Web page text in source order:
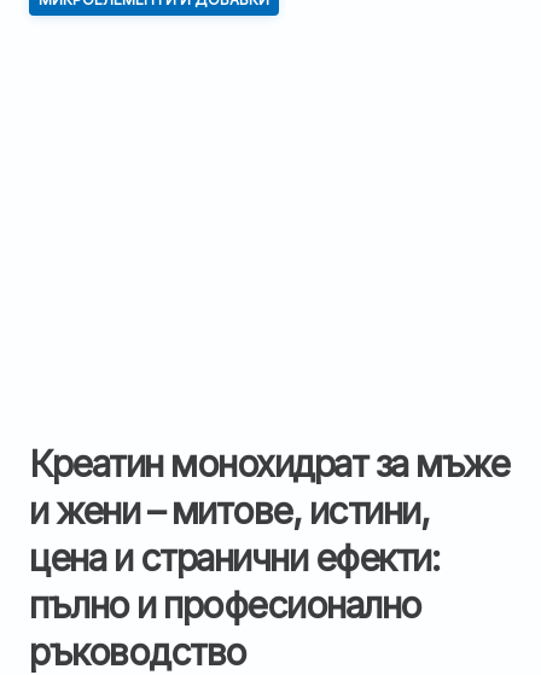
Креатин монохидрат за мъже
и жени – митове, истини,
цена и странични ефекти:
пълно и професионално
ръководство